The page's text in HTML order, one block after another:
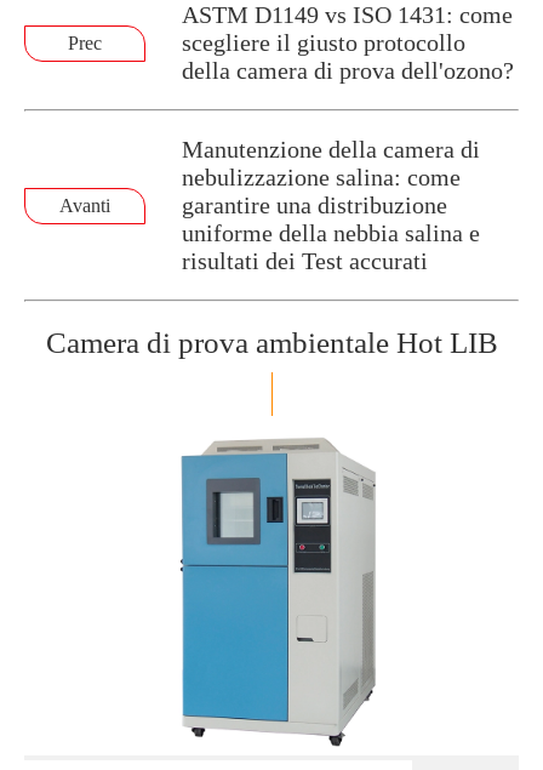
Prec
ASTM D1149 vs ISO 1431: come
scegliere il giusto protocollo
della camera di prova dell'ozono?
Avanti
Manutenzione della camera di
nebulizzazione salina: come
garantire una distribuzione
uniforme della nebbia salina e
risultati dei Test accurati
Camera di prova ambientale Hot LIB